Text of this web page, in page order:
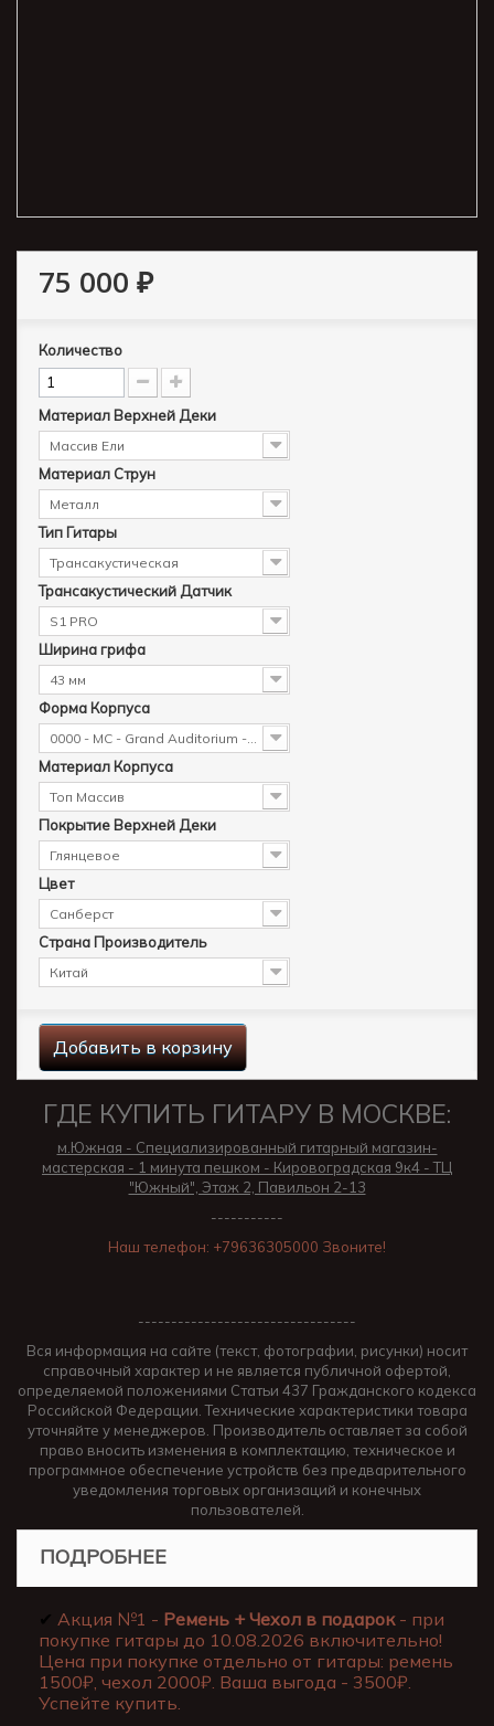
75 000 ₽
Количество
Материал Верхней Деки
Массив Ели
Материал Струн
Металл
Тип Гитары
Трансакустическая
Трансакустический Датчик
S1 PRO
Ширина грифа
43 мм
Форма Корпуса
0000 - MC - Grand Auditorium - Cutaway
Материал Корпуса
Топ Массив
Покрытие Верхней Деки
Глянцевое
Цвет
Санберст
Страна Производитель
Китай
Добавить в корзину
ГДЕ КУПИТЬ ГИТАРУ В МОСКВЕ:
м.Южная - Специализированный гитарный магазин-
мастерская - 1 минута пешком - Кировоградская 9к4 - ТЦ
"Южный", Этаж 2, Павильон 2-13
-----------
Наш телефон: +79636305000 Звоните!
---------------------------------
Вся информация на сайте (текст, фотографии, рисунки) носит
справочный характер и не является публичной офертой,
определяемой положениями Статьи 437 Гражданского кодекса
Российской Федерации. Технические характеристики товара
уточняйте у менеджеров. Производитель оставляет за собой
право вносить изменения в комплектацию, техническое и
программное обеспечение устройств без предварительного
уведомления торговых организаций и конечных
пользователей.
ПОДРОБНЕЕ
✔ Акция №1 - Ремень + Чехол в подарок- при
покупке гитары до 10.08.2026 включительно!
Цена при покупке отдельно от гитары: ремень
1500₽, чехол 2000₽. Ваша выгода - 3500₽.
Успейте купить.